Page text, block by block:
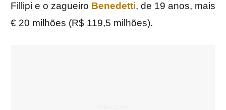
Fillipi e o zagueiro Benedetti, de 19 anos, mais
€ 20 milhões (R$ 119,5 milhões).